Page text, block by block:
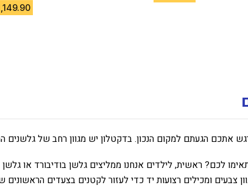
אתכם הגעתם למקום הנכון. בדקטלון יש מגוון רחב של גלשנים
לכם? ראשית, לילדים אנחנו ממליצים גלשן בודיבורד או
צבעים ומכילים רצועות יד כדי לעזור לקטנים בצעדים